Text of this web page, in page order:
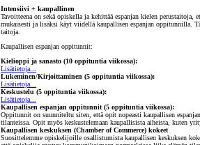
Intensiivi + kaupallinen
Tavoitteena on sekä opiskella ja kehittää espanjan kielen perustaitoja,
mukaisesti ja lisäksi käyt viidellä kaupallisen espanjan oppitunnilla.
taitoja.
Kaupallisen espanjan oppitunnit:
Kielioppi ja sanasto (10 oppituntia viikossa):
Lisätietoja...
Lukeminen/Kirjoittaminen (5 oppituntia viikossa):
Lisätietoja...
Keskustelu (5 oppituntia viikossa):
Lisätietoja...
Kaupallisen espanjan oppitunnit (5 oppituntia viikossa):
Oppitunnit on suunniteltu siten, että opit nopeasti kaupallisen
tilanteissa. Opit myös keskustelemaan kaupallisista aiheista, kuten
Kaupallisen keskuksen (Chamber of Commerce) kokeet
Suosittelemme opiskelijoille osallistumista kaupallisen keskuksen